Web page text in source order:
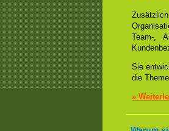
Team-,
Sie
die
»